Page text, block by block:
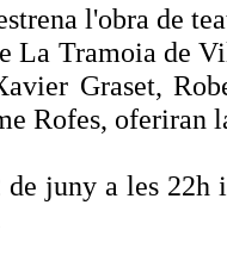
l'obra de
La Tramoia de
Graset,
Rofes, oferiran
de juny a les